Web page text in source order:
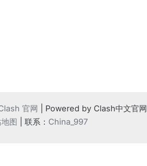
官网 | Powered by Clash中文官网
图 | 联系： China_997